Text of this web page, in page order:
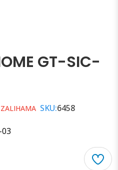
GT-SIC-
SKU:6458
03